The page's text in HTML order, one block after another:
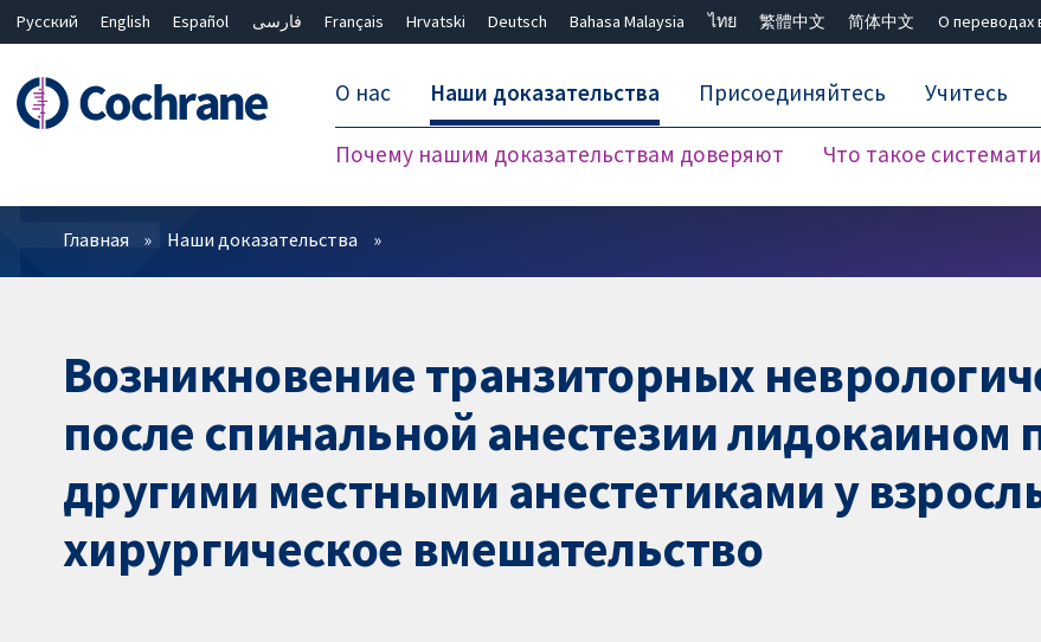
Русский English Español فارسی Français Hrvatski Deutsch Bahasa Malaysia ไทย 繁體中文 简体中文 О переводах
О нас Наши доказательства
Почему нашим доказательствам доверяют Что такое
Присоединяйтесь Учитесь
Фильтры
Главная Наши доказательства
Возникновение транзиторных
после спинальной анестезии лидокаином
другими местными анестетиками у
хирургическое вмешательство